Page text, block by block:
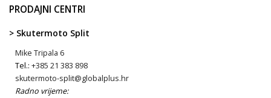
PRODAJNI CENTRI
> Skutermoto Split
Mike Tripala 6
Tel.: +385 21 383 898
skutermoto-split@globalplus.hr
Radno vrijeme: